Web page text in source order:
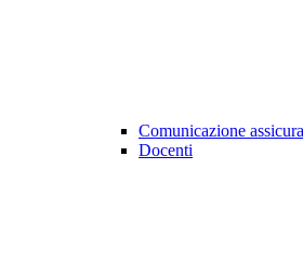
Comunicazione
Docenti